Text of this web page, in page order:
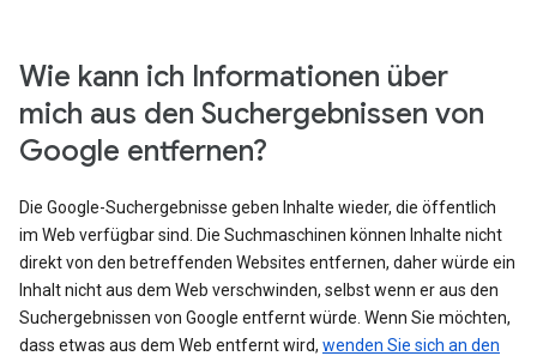
Wie kann ich Informationen über
mich aus den Suchergebnissen von
Google entfernen?
Die Google-Suchergebnisse geben Inhalte wieder, die öffentlich
im Web verfügbar sind. Die Suchmaschinen können Inhalte nicht
direkt von den betreffenden Websites entfernen, daher würde ein
Inhalt nicht aus dem Web verschwinden, selbst wenn er aus den
Suchergebnissen von Google entfernt würde. Wenn Sie möchten,
dass etwas aus dem Web entfernt wird, wenden Sie sich an den